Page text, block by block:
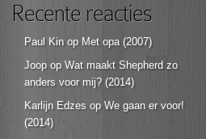
Recente reacties
Paul Kin op Met opa (2007)
Joop op Wat maakt Shepherd zo
anders voor mij? (2014)
Karlijn Edzes op We gaan er voor!
(2014)